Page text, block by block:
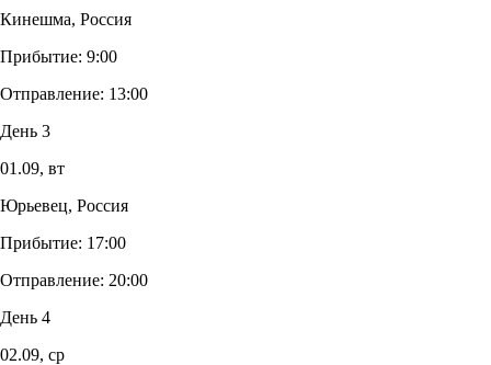
Кинешма, Россия
Прибытие: 9:00
Отправление: 13:00
День 3
01.09, вт
Юрьевец, Россия
Прибытие: 17:00
Отправление: 20:00
День 4
02.09, ср